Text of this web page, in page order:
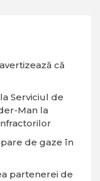
că
Serviciul de
Man la
de gaze în
partenerei de